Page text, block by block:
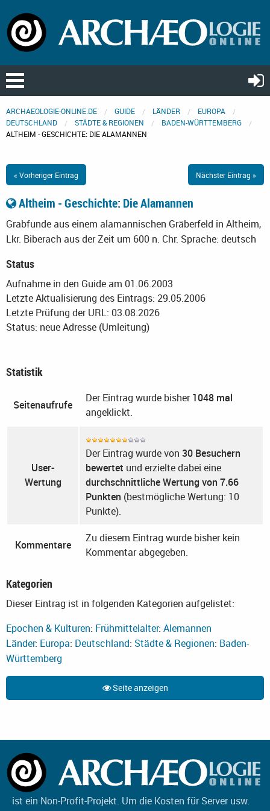
ARCHAEOLOGIE-ONLINE.DE GUIDE LÄNDER
EUROPA
DEUTSCHLAND
STÄDTE & REGIONEN
BADEN-WÜRTTEMBERG
ALTHEIM - GESCHICHTE: DIE ALAMANNEN
« Vorheriger Eintrag Nächster Eintrag »
Altheim - Geschichte: Die Alamannen
Grabfunde aus einem alamannischen Gräberfeld in Altheim,
Lkr. Biberach aus der Zeit um 600 n. Chr. Sprache: deutsch
Status
Aufnahme in den Guide am 01.06.2003
Letzte Aktualisierung des Eintrags: 29.05.2006
Letzte Prüfung der URL: 03.08.2026
Status: neue Adresse (Umleitung)
Statistik
Seitenaufrufe
Der Eintrag wurde bisher1048 mal
angeklickt.
User-
Wertung
Der Eintrag wurde von 30 Besuchern
bewertet und erzielte dabei eine
durchschnittliche Wertung von 7.66
Punkten (bestmögliche Wertung: 10
Punkte).
Kommentare
Zu diesem Eintrag wurde bisher kein
Kommentar abgegeben.
Kategorien
Dieser Eintrag ist in folgenden Kategorien aufgelistet:
Epochen & Kulturen: Frühmittelalter: Alemannen
Länder: Europa: Deutschland: Städte & Regionen: Baden-
Württemberg
Seite anzeigen
ist ein Non-Profit-Projekt. Um die Kosten für Server usw.